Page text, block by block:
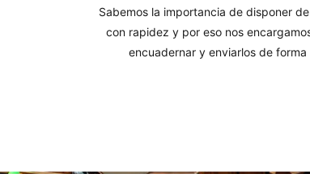
Sabemos la importancia de disponer
con rapidez y por eso nos
encuadernar y enviarlos de forma